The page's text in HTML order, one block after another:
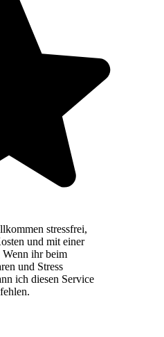
stressfrei,
und mit einer
ihr beim
und Stress
ich diesen Service